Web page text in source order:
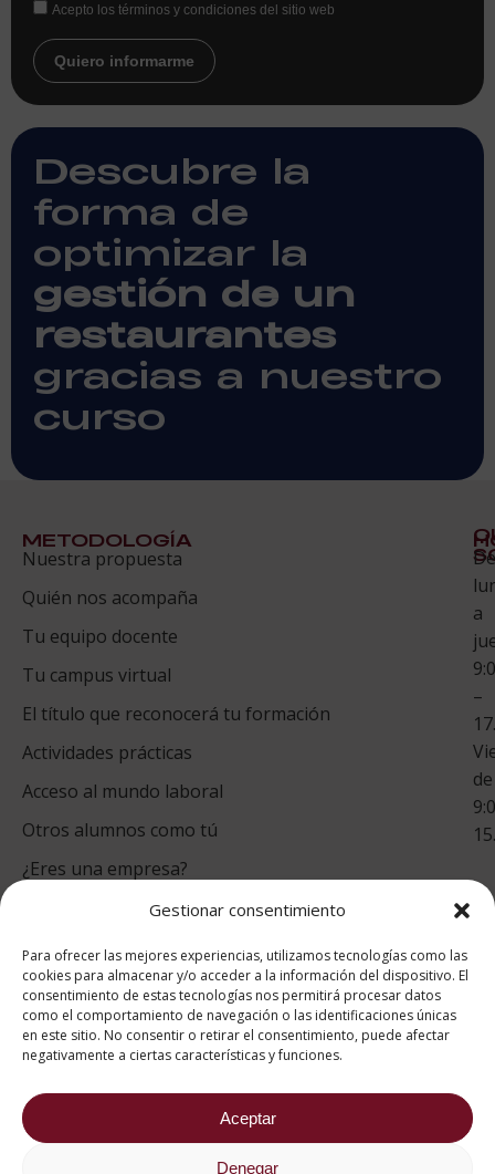
Gestionar consentimiento
Para ofrecer las mejores experiencias, utilizamos tecnologías como las
cookies para almacenar y/o acceder a la información del dispositivo. El
consentimiento de estas tecnologías nos permitirá procesar datos
como el comportamiento de navegación o las identificaciones únicas
en este sitio. No consentir o retirar el consentimiento, puede afectar
negativamente a ciertas características y funciones.
Aceptar
Denegar
Acepto los términos y condiciones del sitio web
Quiero informarme
Descubre la
forma de
optimizar la
gestión de un
restaurantes
gracias a nuestro
curso
METODOLOGÍA
Nuestra propuesta
Quién nos acompaña
Tu equipo docente
Tu campus virtual
El título que reconocerá tu formación
Actividades prácticas
Acceso al mundo laboral
Otros alumnos como tú
¿Eres una empresa?
Te
De
a
–
de
puntuación para ESAH
9.4/10
basado en1331
Valoraciones soportado por
eKomi